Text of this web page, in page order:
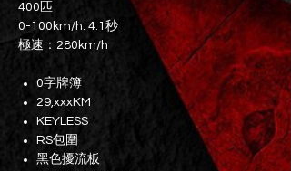
400匹
0-100km/h: 4.1秒
極速：280km/h
0字牌簿
29,xxxKM
KEYLESS
RS包圍
黑色擾流板